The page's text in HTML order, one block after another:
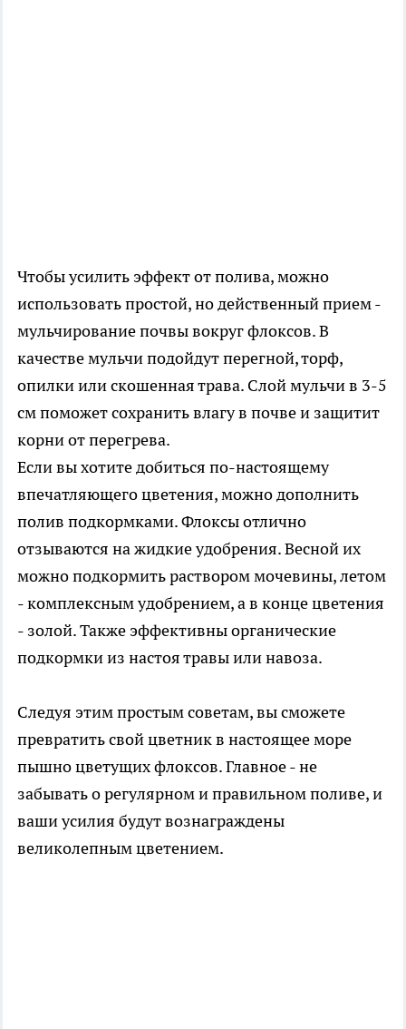
Чтобы усилить эффект от полива, можно
использовать простой, но действенный прием -
мульчирование почвы вокруг флоксов. В
качестве мульчи подойдут перегной, торф,
опилки или скошенная трава. Слой мульчи в 3-5
см поможет сохранить влагу в почве и защитит
корни от перегрева.
Если вы хотите добиться по-настоящему
впечатляющего цветения, можно дополнить
полив подкормками. Флоксы отлично
отзываются на жидкие удобрения. Весной их
можно подкормить раствором мочевины, летом
- комплексным удобрением, а в конце цветения
- золой. Также эффективны органические
подкормки из настоя травы или навоза.
Следуя этим простым советам, вы сможете
превратить свой цветник в настоящее море
пышно цветущих флоксов. Главное - не
забывать о регулярном и правильном поливе, и
ваши усилия будут вознаграждены
великолепным цветением.